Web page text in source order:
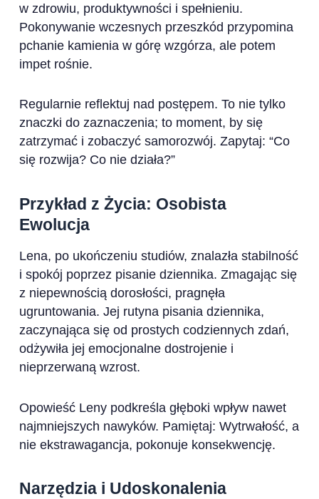
w zdrowiu, produktywności i spełnieniu.
Pokonywanie wczesnych przeszkód przypomina
pchanie kamienia w górę wzgórza, ale potem
impet rośnie.
Regularnie reflektuj nad postępem. To nie tylko
znaczki do zaznaczenia; to moment, by się
zatrzymać i zobaczyć samorozwój. Zapytaj: “Co
się rozwija? Co nie działa?”
Przykład z Życia: Osobista
Ewolucja
Lena, po ukończeniu studiów, znalazła stabilność
i spokój poprzez pisanie dziennika. Zmagając się
z niepewnością dorosłości, pragnęła
ugruntowania. Jej rutyna pisania dziennika,
zaczynająca się od prostych codziennych zdań,
odżywiła jej emocjonalne dostrojenie i
nieprzerwaną wzrost.
Opowieść Leny podkreśla głęboki wpływ nawet
najmniejszych nawyków. Pamiętaj: Wytrwałość, a
nie ekstrawagancja, pokonuje konsekwencję.
Narzędzia i Udoskonalenia